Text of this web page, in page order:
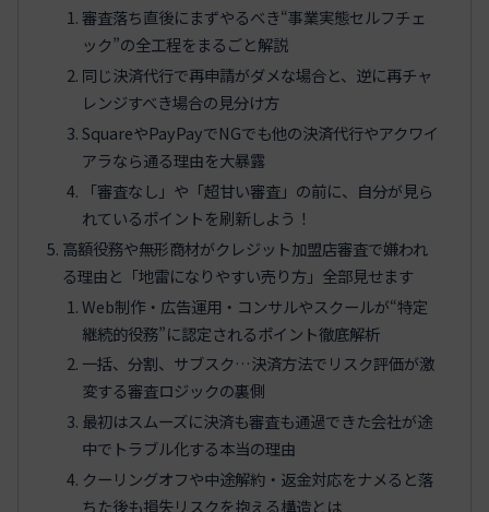
審査落ち直後にまずやるべき“事業実態セルフチェ
ック”の全工程をまるごと解説
同じ決済代行で再申請がダメな場合と、逆に再チャ
レンジすべき場合の見分け方
SquareやPayPayでNGでも他の決済代行やアクワイ
アラなら通る理由を大暴露
「審査なし」や「超甘い審査」の前に、自分が見ら
れているポイントを刷新しよう！
高額役務や無形商材がクレジット加盟店審査で嫌われ
る理由と「地雷になりやすい売り方」全部見せます
Web制作・広告運用・コンサルやスクールが“特定
継続的役務”に認定されるポイント徹底解析
一括、分割、サブスク…決済方法でリスク評価が激
変する審査ロジックの裏側
最初はスムーズに決済も審査も通過できた会社が途
中でトラブル化する本当の理由
クーリングオフや中途解約・返金対応をナメると落
ちた後も損失リスクを抱える構造とは